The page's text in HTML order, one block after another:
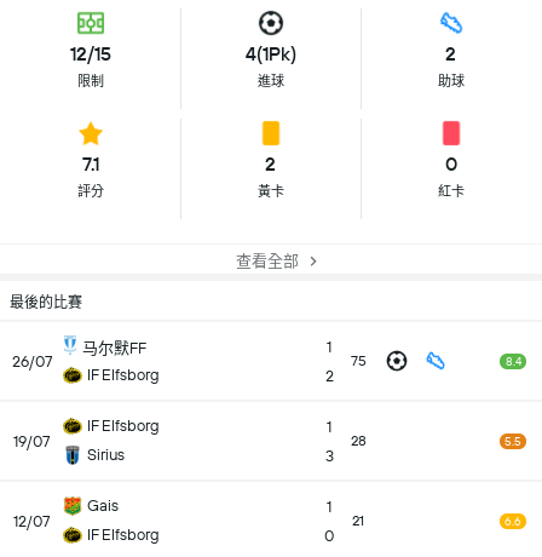
12/15
限制
4(1Pk)
進球
2
助球
7.1
評分
2
黃卡
0
紅卡
查看全部
最後的比賽
26/07
马尔默FF
IF Elfsborg
1
2
75 8.4
19/07
IF Elfsborg
Sirius
1
3
28 5.5
12/07
Gais
IF Elfsborg
1
0
21 6.6